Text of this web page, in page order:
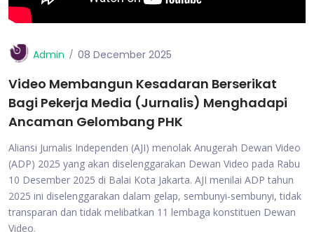
Admin 08 December 2025
Video Membangun Kesadaran Berserikat
Bagi Pekerja Media (Jurnalis) Menghadapi
Ancaman Gelombang PHK
Aliansi Jurnalis Independen (AJI) menolak Anugerah Dewan Video
(ADP) 2025 yang akan diselenggarakan Dewan Video pada Rabu
10 Desember 2025 di Balai Kota Jakarta. AJI menilai ADP tahun
2025 ini diselenggarakan dalam gelap, sembunyi-sembunyi, tidak
transparan dan tidak melibatkan 11 lembaga konstituen Dewan
Video.